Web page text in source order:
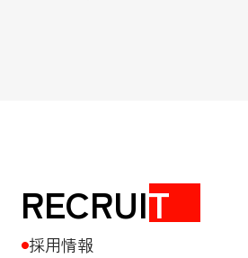
RECRUIT
●採用情報